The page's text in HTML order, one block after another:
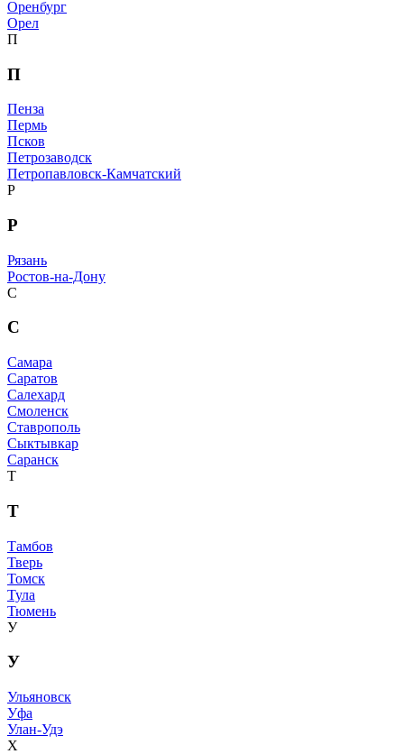
Оренбург
Орел
П
П
Пенза
Пермь
Псков
Петрозаводск
Петропавловск-Камчатский
Р
Р
Рязань
Ростов-на-Дону
С
С
Самара
Саратов
Салехард
Смоленск
Ставрополь
Сыктывкар
Саранск
Т
Т
Тамбов
Тверь
Томск
Тула
Тюмень
У
У
Ульяновск
Уфа
Улан-Удэ
Х